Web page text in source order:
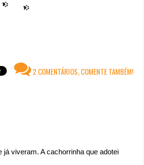
2 COMENTÁRIOS, COMENTE TAMBÉM!
viveram. A cachorrinha que adotei